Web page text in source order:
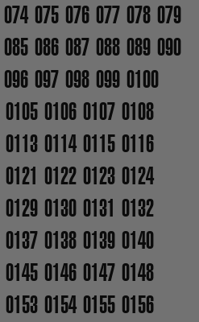
074 075 076 077 078 079
085 086 087 088 089 090
096 097 098 099 0100
0105 0106 0107 0108
0113 0114 0115 0116
0121 0122 0123 0124
0129 0130 0131 0132
0137 0138 0139 0140
0145 0146 0147 0148
0153 0154 0155 0156